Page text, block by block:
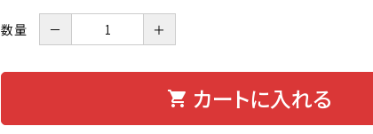
数量 － ＋
shopping_cart カートに入れる